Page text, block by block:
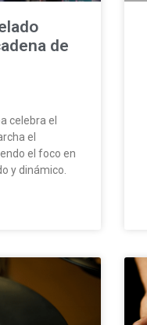
de
celebra el
el
el foco en
y dinámico.